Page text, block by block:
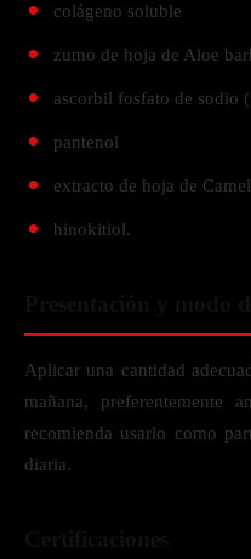
colágeno soluble
zumo de hoja de Aloe
ascorbil fosfato de sodio
pantenol
extracto de hoja de
hinokitiol.
Aplicar una cantidad
mañana, preferentemente
recomienda usarlo como
diaria.